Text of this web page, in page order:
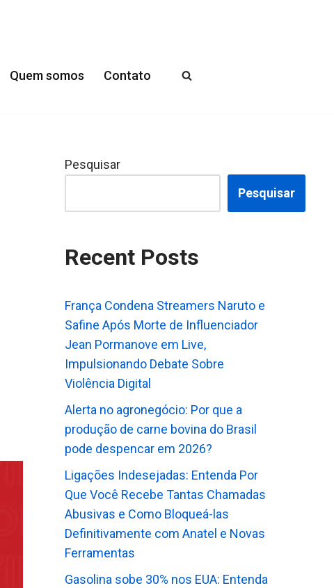
Quem somos Contato
Pesquisar
Pesquisar
Recent Posts
França Condena Streamers Naruto e
Safine Após Morte de Influenciador
Jean Pormanove em Live,
Impulsionando Debate Sobre
Violência Digital
Alerta no agronegócio: Por que a
produção de carne bovina do Brasil
pode despencar em 2026?
Ligações Indesejadas: Entenda Por
Que Você Recebe Tantas Chamadas
Abusivas e Como Bloqueá-las
Definitivamente com Anatel e Novas
Ferramentas
Gasolina sobe 30% nos EUA: Entenda